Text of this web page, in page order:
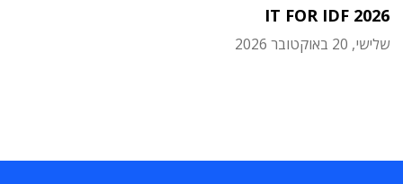
IT FOR IDF 2026
שלישי, 20 באוקטובר 2026